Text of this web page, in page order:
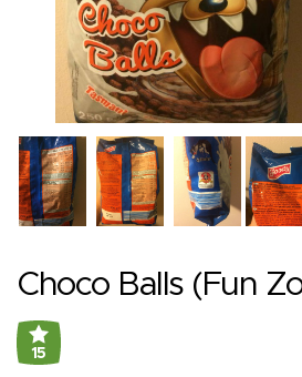
Choco Balls (Fun
15